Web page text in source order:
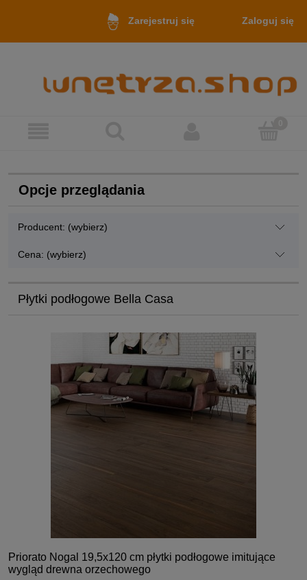
Zarejestruj się Zaloguj się
Opcje przeglądania
Producent: (wybierz)
Cena: (wybierz)
Płytki podłogowe Bella Casa
Priorato Nogal 19,5x120 cm płytki podłogowe imitujące
wygląd drewna orzechowego